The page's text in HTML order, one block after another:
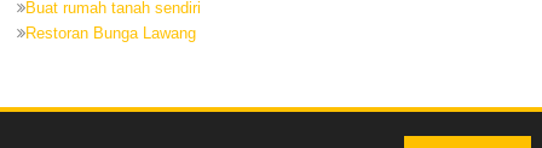
Buat rumah tanah sendiri
Restoran Bunga Lawang